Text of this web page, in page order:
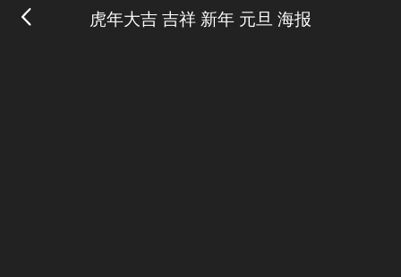
虎年大吉 吉祥 新年 元旦 海报